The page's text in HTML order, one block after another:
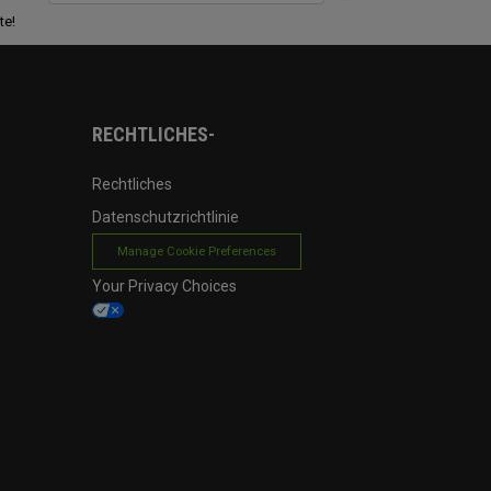
RECHTLICHES-
Rechtliches
Datenschutzrichtlinie
Manage Cookie Preferences
Your Privacy Choices